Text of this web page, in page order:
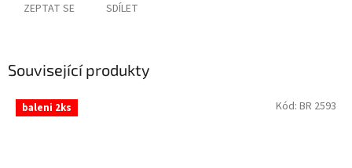
ZEPTAT SE SDÍLET
Související produkty
baleni 2ks Kód: BR 2593